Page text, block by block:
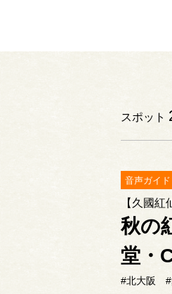
スポット
音声ガイド
【久國紅
秋の
堂・
#北大阪